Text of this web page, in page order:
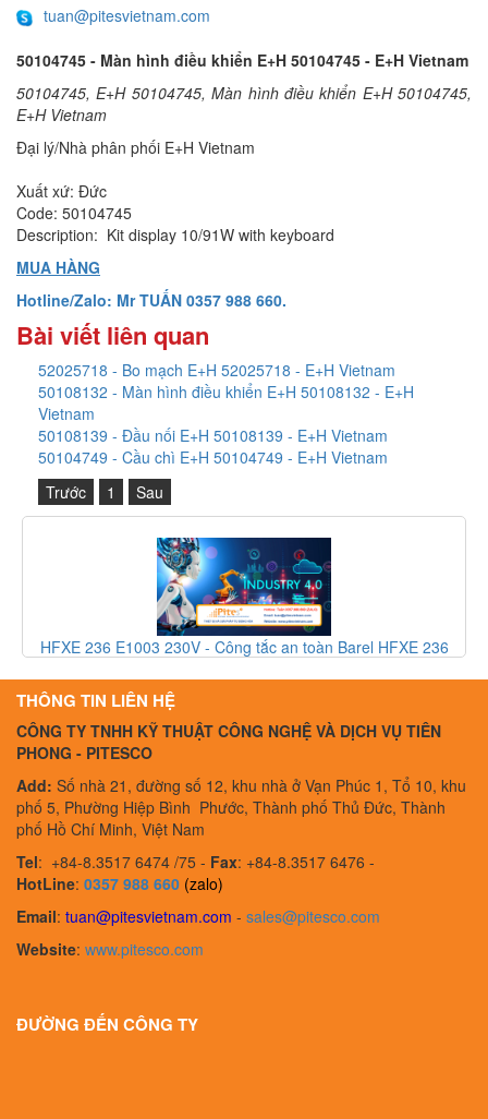
tuan@pitesvietnam.com
50104745 - Màn hình điều khiển E+H 50104745 - E+H Vietnam
50104745, E+H 50104745, Màn hình điều khiển E+H 50104745,
E+H Vietnam
Đại lý/Nhà phân phối E+H Vietnam
Xuất xứ: Đức
Code: 50104745
Description: Kit display 10/91W with keyboard
MUA HÀNG
Hotline/Zalo: Mr TUẤN 0357 988 660.
Bài viết liên quan
52025718 - Bo mạch E+H 52025718 - E+H Vietnam
50108132 - Màn hình điều khiển E+H 50108132 - E+H
Vietnam
50108139 - Đầu nối E+H 50108139 - E+H Vietnam
50104749 - Cầu chì E+H 50104749 - E+H Vietnam
Trước
1 Sau
HFXE 236 E1003 230V - Công tắc an toàn Barel HFXE 236
THÔNG TIN LIÊN HỆ
CÔNG TY TNHH KỸ THUẬT CÔNG NGHỆ VÀ DỊCH VỤ TIÊN
PHONG - PITESCO
Add: Số nhà 21, đường số 12, khu nhà ở Vạn Phúc 1, Tổ 10, khu
phố 5, Phường Hiệp Bình Phước, Thành phố Thủ Đức, Thành
phố Hồ Chí Minh, Việt Nam
Tel: +84-8.3517 6474 /75 - Fax: +84-8.3517 6476 -
HotLine: 0357 988 660 (zalo)
Email: tuan@pitesvietnam.com - sales@pitesco.com
Website: www.pitesco.com
ĐƯỜNG ĐẾN CÔNG TY